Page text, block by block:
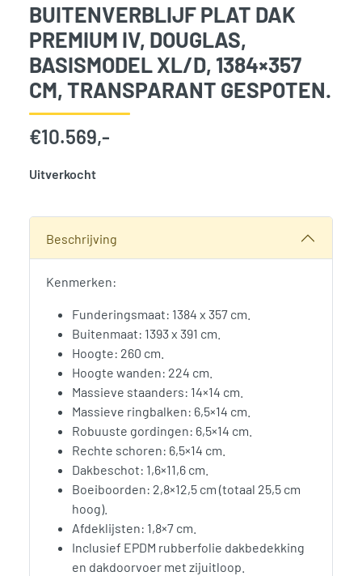
BUITENVERBLIJF PLAT DAK
PREMIUM IV, DOUGLAS,
BASISMODEL XL/D, 1384×357
CM, TRANSPARANT GESPOTEN.
€10.569,-
Uitverkocht
Beschrijving
Kenmerken:
Funderingsmaat: 1384 x 357 cm.
Buitenmaat: 1393 x 391 cm.
Hoogte: 260 cm.
Hoogte wanden: 224 cm.
Massieve staanders: 14×14 cm.
Massieve ringbalken: 6,5×14 cm.
Robuuste gordingen: 6,5×14 cm.
Rechte schoren: 6,5×14 cm.
Dakbeschot: 1,6×11,6 cm.
Boeiboorden: 2,8×12,5 cm (totaal 25,5 cm
hoog).
Afdeklijsten: 1,8×7 cm.
Inclusief EPDM rubberfolie dakbedekking
en dakdoorvoer met zijuitloop.